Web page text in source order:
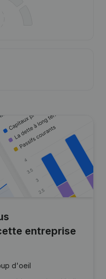
entreprise
d'oeil